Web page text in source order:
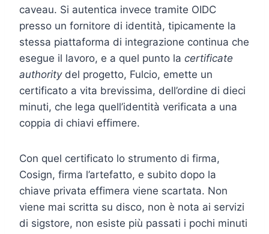
caveau. Si autentica invece tramite OIDC
presso un fornitore di identità, tipicamente la
stessa piattaforma di integrazione continua che
esegue il lavoro, e a quel punto la certificate
authoritydel progetto, Fulcio, emette un
certificato a vita brevissima, dell’ordine di dieci
minuti, che lega quell’identità verificata a una
coppia di chiavi effimere.
Con quel certificato lo strumento di firma,
Cosign, firma l’artefatto, e subito dopo la
chiave privata effimera viene scartata. Non
viene mai scritta su disco, non è nota ai servizi
di sigstore, non esiste più passati i pochi minuti